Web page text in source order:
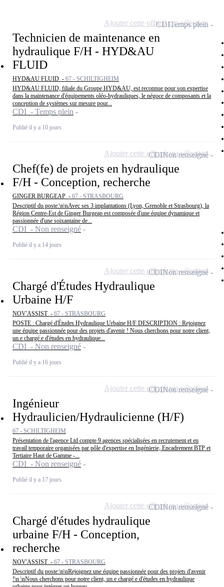
Technicien de maintenance en
hydraulique F/H - HYD&AU
FLUID
HYD&AU FLUID - 67 - SCHILTIGHEIM
HYD&AU FLUID, filiale du Groupe HYD&AU, est reconnue pour son expertise
dans la maintenance d'équipements oléo-hydrauliques, le négoce de composants et la
conception de systèmes sur mesure pour...
CDI - Temps plein
Publié il y a 10 jours
CDITemps plein
Ajouter cette offre à ma sélection
Chef(fe) de projets en hydraulique
F/H - Conception, recherche
GINGER BURGEAP - 67 - STRASBOURG
Descriptif du poste:\n\nAvec ses 3 implantations (Lyon, Grenoble et Strasbourg), la
Région Centre-Est de Ginger Burgeap est composée d'une équipe dynamique et
passionnée d'une soixantaine de...
CDI - Non renseigné
Publié il y a 14 jours
CDINon renseigné
Ajouter cette offre à ma sélection
Chargé d'Études Hydraulique
Urbaine H/F
NOV'ASSIST - 67 - STRASBOURG
POSTE : Chargé d'Études Hydraulique Urbaine H/F DESCRIPTION : Rejoignez
une équipe passionnée pour des projets d'avenir ! Nous cherchons pour notre client,
un.e chargé.e d'études en hydraulique...
CDI - Non renseigné
Publié il y a 16 jours
CDINon renseigné
Ajouter cette offre à ma sélection
Ingénieur
Hydraulicien/Hydraulicienne (H/F)
67 - SCHILTIGHEIM
Présentation de l'agence Ltd compte 9 agences spécialisées en recrutement et en
travail temporaire organisées par pôle d'expertise en Ingénierie, Encadrement BTP et
Tertiaire Haut de Gamme -...
CDI - Non renseigné
Publié il y a 17 jours
CDINon renseigné
Ajouter cette offre à ma sélection
Chargé d'études hydraulique
urbaine F/H - Conception,
recherche
NOV'ASSIST - 67 - STRASBOURG
Descriptif du poste:\n\nRejoignez une équipe passionnée pour des projets d'avenir
!\n \nNous cherchons pour notre client, un.e chargé.e d'études en hydraulique
CDINon renseigné
Ajouter cette offre à ma sélection